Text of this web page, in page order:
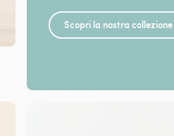
Scopri la nostra